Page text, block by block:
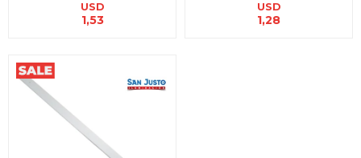
USD
1,53
USD
1,28